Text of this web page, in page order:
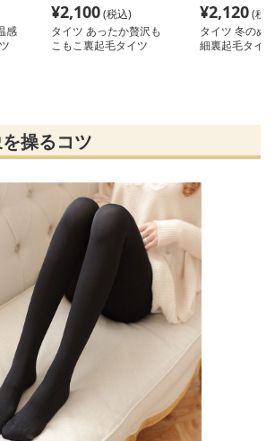
感
¥2,100(税込)
タイツ あったか贅沢も
こもこ裏起毛タイツ
¥2,120(税
タイツ 冬のぬ
細裏起毛タイツ
操るコツ